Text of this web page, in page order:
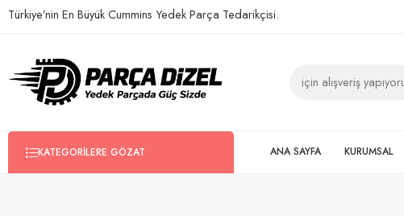
Türkiye’nin En Büyük Cummins Yedek Parça Tedarikçisi.
KATEGORILERE GÖZAT ANA SAYFA KURUMSAL